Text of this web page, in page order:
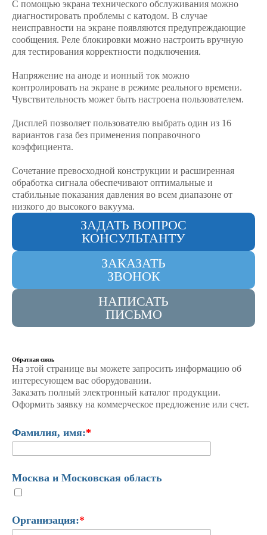
С помощью экрана технического обслуживания можно
диагностировать проблемы с катодом. В случае
неисправности на экране появляются предупреждающие
сообщения. Реле блокировки можно настроить вручную
для тестирования корректности подключения.
Напряжение на аноде и ионный ток можно
контролировать на экране в режиме реального времени.
Чувствительность может быть настроена пользователем.
Дисплей позволяет пользователю выбрать один из 16
вариантов газа без применения поправочного
коэффициента.
Сочетание превосходной конструкции и расширенная
обработка сигнала обеспечивают оптимальные и
стабильные показания давления во всем диапазоне от
низкого до высокого вакуума.
ЗАДАТЬ ВОПРОС
КОНСУЛЬТАНТУ
ЗАКАЗАТЬ
ЗВОНОК
НАПИСАТЬ
ПИСЬМО
Обратная связь
На этой странице вы можете запросить информацию об
интересующем вас оборудовании.
Заказать полный электронный каталог продукции.
Оформить заявку на коммерческое предложение или счет.
Фамилия, имя:*
Москва и Московская область
Организация:*